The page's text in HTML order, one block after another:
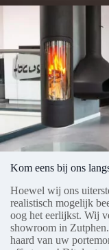
Kom eens bij ons
Hoewel wij ons
realistisch mogelijk
oog het eerlijkst. Wij
showroom in
haard van uw